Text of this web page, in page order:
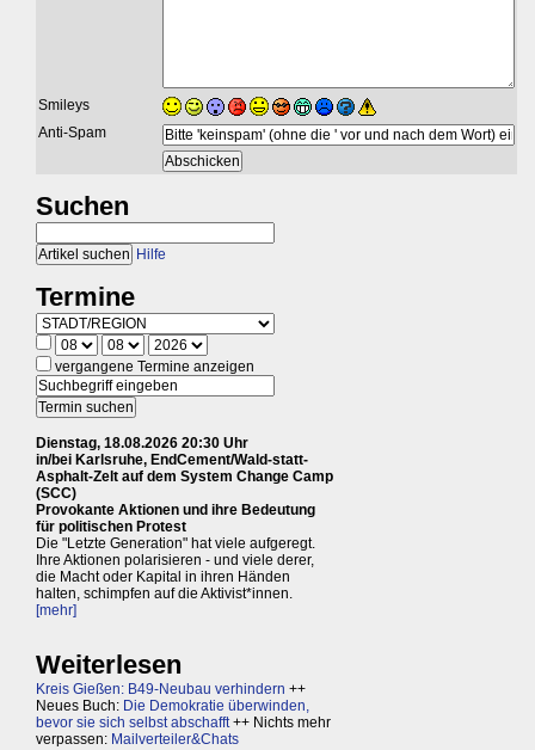
Smileys
Anti-Spam
Suchen
Hilfe
Termine
vergangene Termine anzeigen
Dienstag, 18.08.2026 20:30 Uhr
in/bei Karlsruhe, EndCement/Wald-statt-
Asphalt-Zelt auf dem System Change Camp
(SCC)
Provokante Aktionen und ihre Bedeutung
für politischen Protest
Die "Letzte Generation" hat viele aufgeregt.
Ihre Aktionen polarisieren - und viele derer,
die Macht oder Kapital in ihren Händen
halten, schimpfen auf die Aktivist*innen.
[mehr]
Weiterlesen
Kreis Gießen: B49-Neubau verhindern ++
Neues Buch: Die Demokratie überwinden,
bevor sie sich selbst abschafft++ Nichts mehr
verpassen: Mailverteiler&Chats